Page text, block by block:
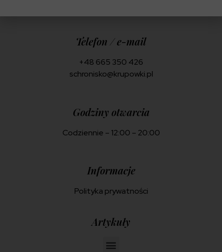
Telefon / e-mail
+48 665 350 426
schronisko@krupowki.pl
Godziny otwarcia
Codziennie – 12:00 – 20:00
Informacje
Polityka prywatności
Artykuły